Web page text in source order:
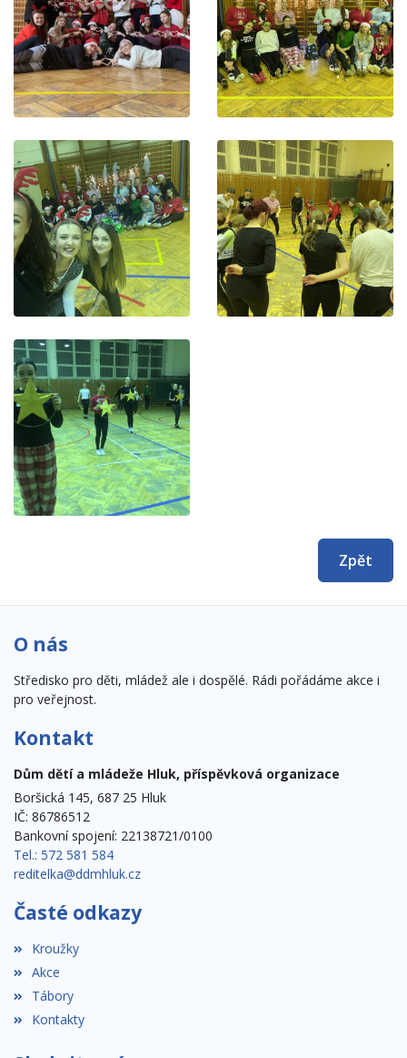
Zpět
O nás
Středisko pro děti, mládež ale i dospělé. Rádi pořádáme akce i
pro veřejnost.
Kontakt
Dům dětí a mládeže Hluk, příspěvková organizace
Boršická 145, 687 25 Hluk
IČ: 86786512
Bankovní spojení: 22138721/0100
Tel.: 572 581 584
reditelka@ddmhluk.cz
Časté odkazy
Kroužky
Akce
Tábory
Kontakty